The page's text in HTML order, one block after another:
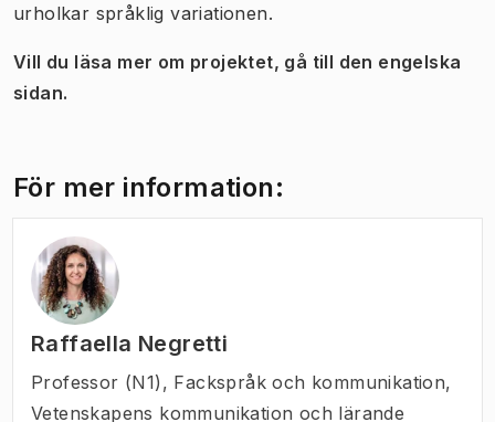
urholkar språklig variationen.
Vill du läsa mer om projektet, gå till den engelska
sidan.
För mer information:
Raffaella Negretti
Professor (N1) , Fackspråk och kommunikation,
Vetenskapens kommunikation och lärande